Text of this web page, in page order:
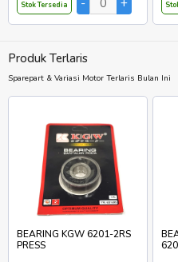
Stok Tersedia
Produk Terlaris
Sparepart & Variasi Motor Terlaris Bulan Ini
BEARING KGW 6201-2RS
PRESS